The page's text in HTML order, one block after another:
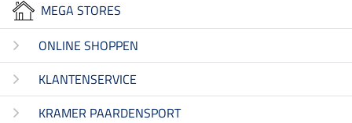
MEGA STORES
ONLINE SHOPPEN
KLANTENSERVICE
KRAMER PAARDENSPORT